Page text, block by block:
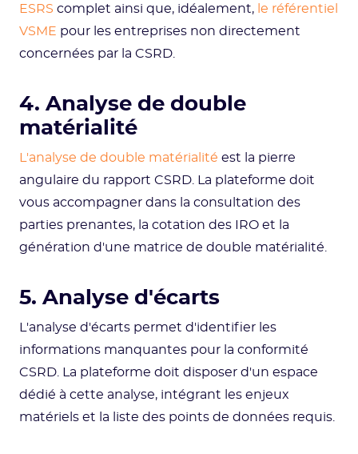
ESRS complet ainsi que, idéalement, le référentiel
VSME pour les entreprises non directement
concernées par la CSRD.
4. Analyse de double
matérialité
L'analyse de double matérialité est la pierre
angulaire du rapport CSRD. La plateforme doit
vous accompagner dans la consultation des
parties prenantes, la cotation des IRO et la
génération d'une matrice de double matérialité.
5. Analyse d'écarts
L'analyse d'écarts permet d'identifier les
informations manquantes pour la conformité
CSRD. La plateforme doit disposer d'un espace
dédié à cette analyse, intégrant les enjeux
matériels et la liste des points de données requis.